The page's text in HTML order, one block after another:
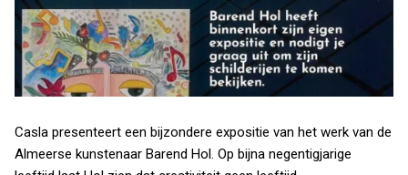
Casla presenteert een bijzondere expositie van het werk van de
Almeerse kunstenaar Barend Hol. Op bijna negentigjarige